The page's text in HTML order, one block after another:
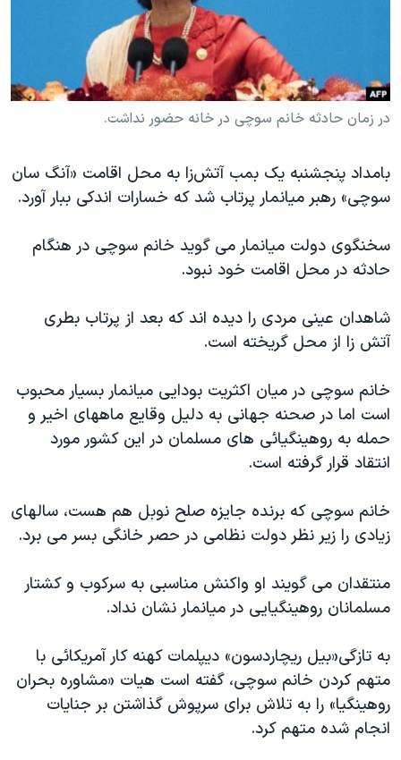
اقتصادی
علم و فناوری
گالری عکس
آرشیو پخش زنده
انتخابات ریاست جمهوری آمریکا ۲۰۲۴
حمله جمهوری اسلامی به اسرائیل
رمز مهسا
اعتراضات زن، زندگی، آزادی
مجموعه مستندهای دادخواهی
تریبونال مردمی آبان ۹۸
دادگاه حمید نوری
قانون شفافیت دارائی کادر رهبری ایران
اسرائیل در جنگ
نرگس محمدی برنده جایزه نوبل صلح
همایش محافظه‌کاران آمریکا «سی‌پک»
سفر پرزیدنت ترامپ به چین
در زمان حادثه خانم سوچی در خانه حضور نداشت.
بامداد پنجشنبه یک بمب آتش‌زا به محل اقامت «آنگ سان
سوچی» رهبر میانمار پرتاب شد که خسارات اندکی ببار آورد.
سخنگوی دولت میانمار می گوید خانم سوچی در هنگام
حادثه در محل اقامت خود نبود.
شاهدان عینی مردی را دیده اند که بعد از پرتاب بطری
آتش زا از محل گریخته است.
خانم سوچی در میان اکثریت بودایی میانمار بسیار محبوب
است اما در صحنه جهانی به دلیل وقایع ماههای اخیر و
حمله به روهینگیائی های مسلمان در این کشور مورد
انتقاد قرار گرفته است.
خانم سوچی که برنده جایزه صلح نوبل هم هست، سالهای
زیادی را زیر نظر دولت نظامی در حصر خانگی بسر می برد.
منتقدان می گویند او واکنش مناسبی به سرکوب و کشتار
مسلمانان روهینگیایی در میانمار نشان نداد.
به تازگی«بیل ریچاردسون» دیپلمات کهنه کار آمریکائی با
متهم کردن خانم سوچی، گفته است هیات «مشاوره بحران
روهینگیا» را به تلاش برای سرپوش گذاشتن بر جنایات
انجام شده متهم کرد.